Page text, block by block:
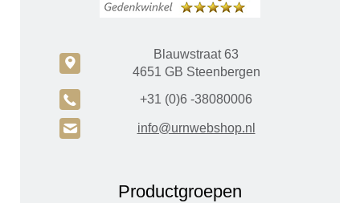
c
Blauwstraat 63
4651 GB Steenbergen
A +31 (0)6 -38080006
H info@urnwebshop.nl
Productgroepen